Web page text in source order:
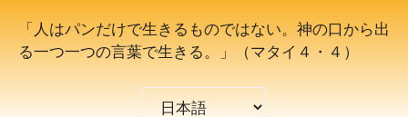
「人はパンだけで生きるものではない。神の口から出
る一つ一つの言葉で生きる。」（マタイ４・４）